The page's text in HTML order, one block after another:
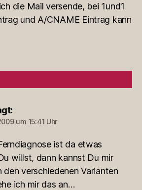
die Mail versende, bei 1und1
und A/CNAME Eintrag kann
um 15:41 Uhr
ist da etwas
willst, dann kannst Du mir
verschiedenen Varianten
ich mir das an…